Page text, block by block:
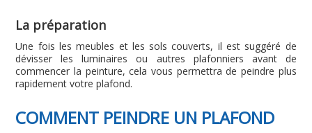
La préparation
Une fois les meubles et les sols couverts, il est suggéré de
dévisser les luminaires ou autres plafonniers avant de
commencer la peinture, cela vous permettra de peindre plus
rapidement votre plafond.
COMMENT PEINDRE UN PLAFOND